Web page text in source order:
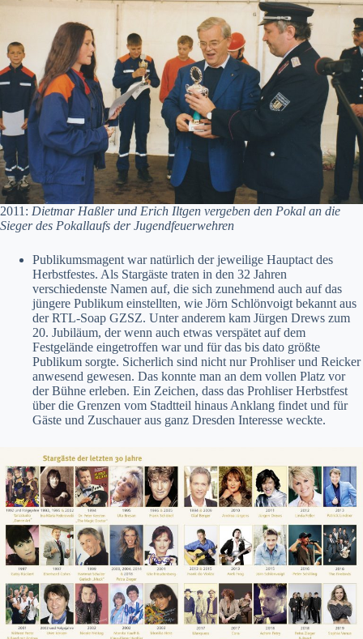
2011: Dietmar Haßler und Erich Iltgen vergeben den Pokal an die
Sieger des Pokallaufs der Jugendfeuerwehren
Publikumsmagent war natürlich der jeweilige Hauptact des
Herbstfestes. Als Stargäste traten in den 32 Jahren
verschiedenste Namen auf, die sich zunehmend auch auf das
jüngere Publikum einstellten, wie Jörn Schlönvoigt bekannt aus
der RTL-Soap GZSZ. Unter anderem kam Jürgen Drews zum
20. Jubiläum, der wenn auch etwas verspätet auf dem
Festgelände eingetroffen war und für das bis dato größte
Publikum sorgte. Sicherlich sind nicht nur Prohliser und Reicker
anwesend gewesen. Das konnte man an dem vollen Platz vor
der Bühne erleben. Ein Zeichen, dass das Prohliser Herbstfest
über die Grenzen vom Stadtteil hinaus Anklang findet und für
Gäste und Zuschauer aus ganz Dresden Interesse weckte.